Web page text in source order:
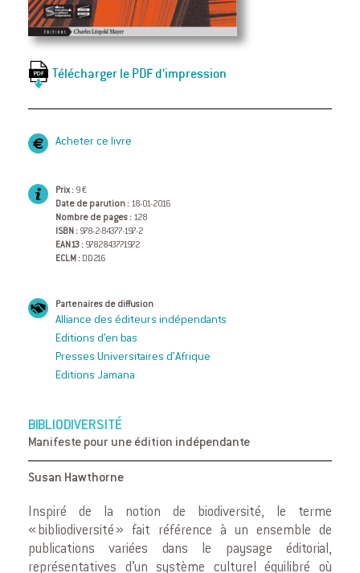
Télécharger le PDF d’impression
Acheter ce livre
Prix : 9 €
Date de parution : 18-01-2016
Nombre de pages : 128
ISBN : 978-2-84377-197-2
EAN13 : 9782843771972
ECLM : DD216
Partenaires de diffusion
Alliance des éditeurs indépendants
Editions d’en bas
Presses Universitaires d’Afrique
Editions Jamana
BIBLIODIVERSITÉ
Manifeste pour une édition indépendante
Susan Hawthorne
Inspiré de la notion de biodiversité, le terme
« bibliodiversité » fait référence à un ensemble de
publications variées dans le paysage éditorial,
représentatives d’un système culturel équilibré où